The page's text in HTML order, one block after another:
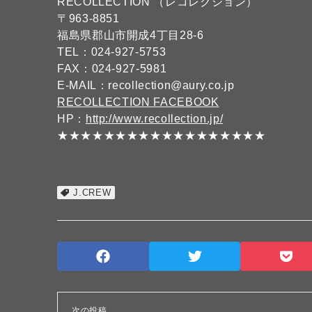
〒963-8851
福島県郡山市開成4丁目28-6
TEL：024-927-5753
FAX：024-927-5981
E-MAIL：recollection@aury.co.jp
RECOLLECTION FACEBOOK
HP： http://www.recollection.jp/
★★★★★★★★★★★★★★★★★★
J.CREW